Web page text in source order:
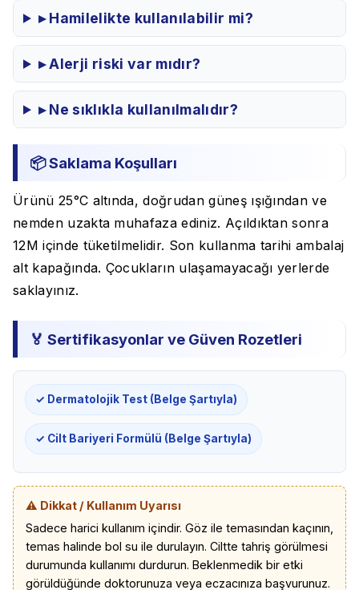
▸ Hamilelikte kullanılabilir mi?
▸ Alerji riski var mıdır?
▸ Ne sıklıkla kullanılmalıdır?
📦 Saklama Koşulları
Ürünü 25°C altında, doğrudan güneş ışığından ve
nemden uzakta muhafaza ediniz. Açıldıktan sonra
12M içinde tüketilmelidir. Son kullanma tarihi ambalaj
alt kapağında. Çocukların ulaşamayacağı yerlerde
saklayınız.
🏅 Sertifikasyonlar ve Güven Rozetleri
✓ Dermatolojik Test (Belge Şartıyla)
✓ Cilt Bariyeri Formülü (Belge Şartıyla)
⚠️ Dikkat / Kullanım Uyarısı
Sadece harici kullanım içindir. Göz ile temasından kaçının,
temas halinde bol su ile durulayın. Ciltte tahriş görülmesi
durumunda kullanımı durdurun. Beklenmedik bir etki
görüldüğünde doktorunuza veya eczacınıza başvurunuz.